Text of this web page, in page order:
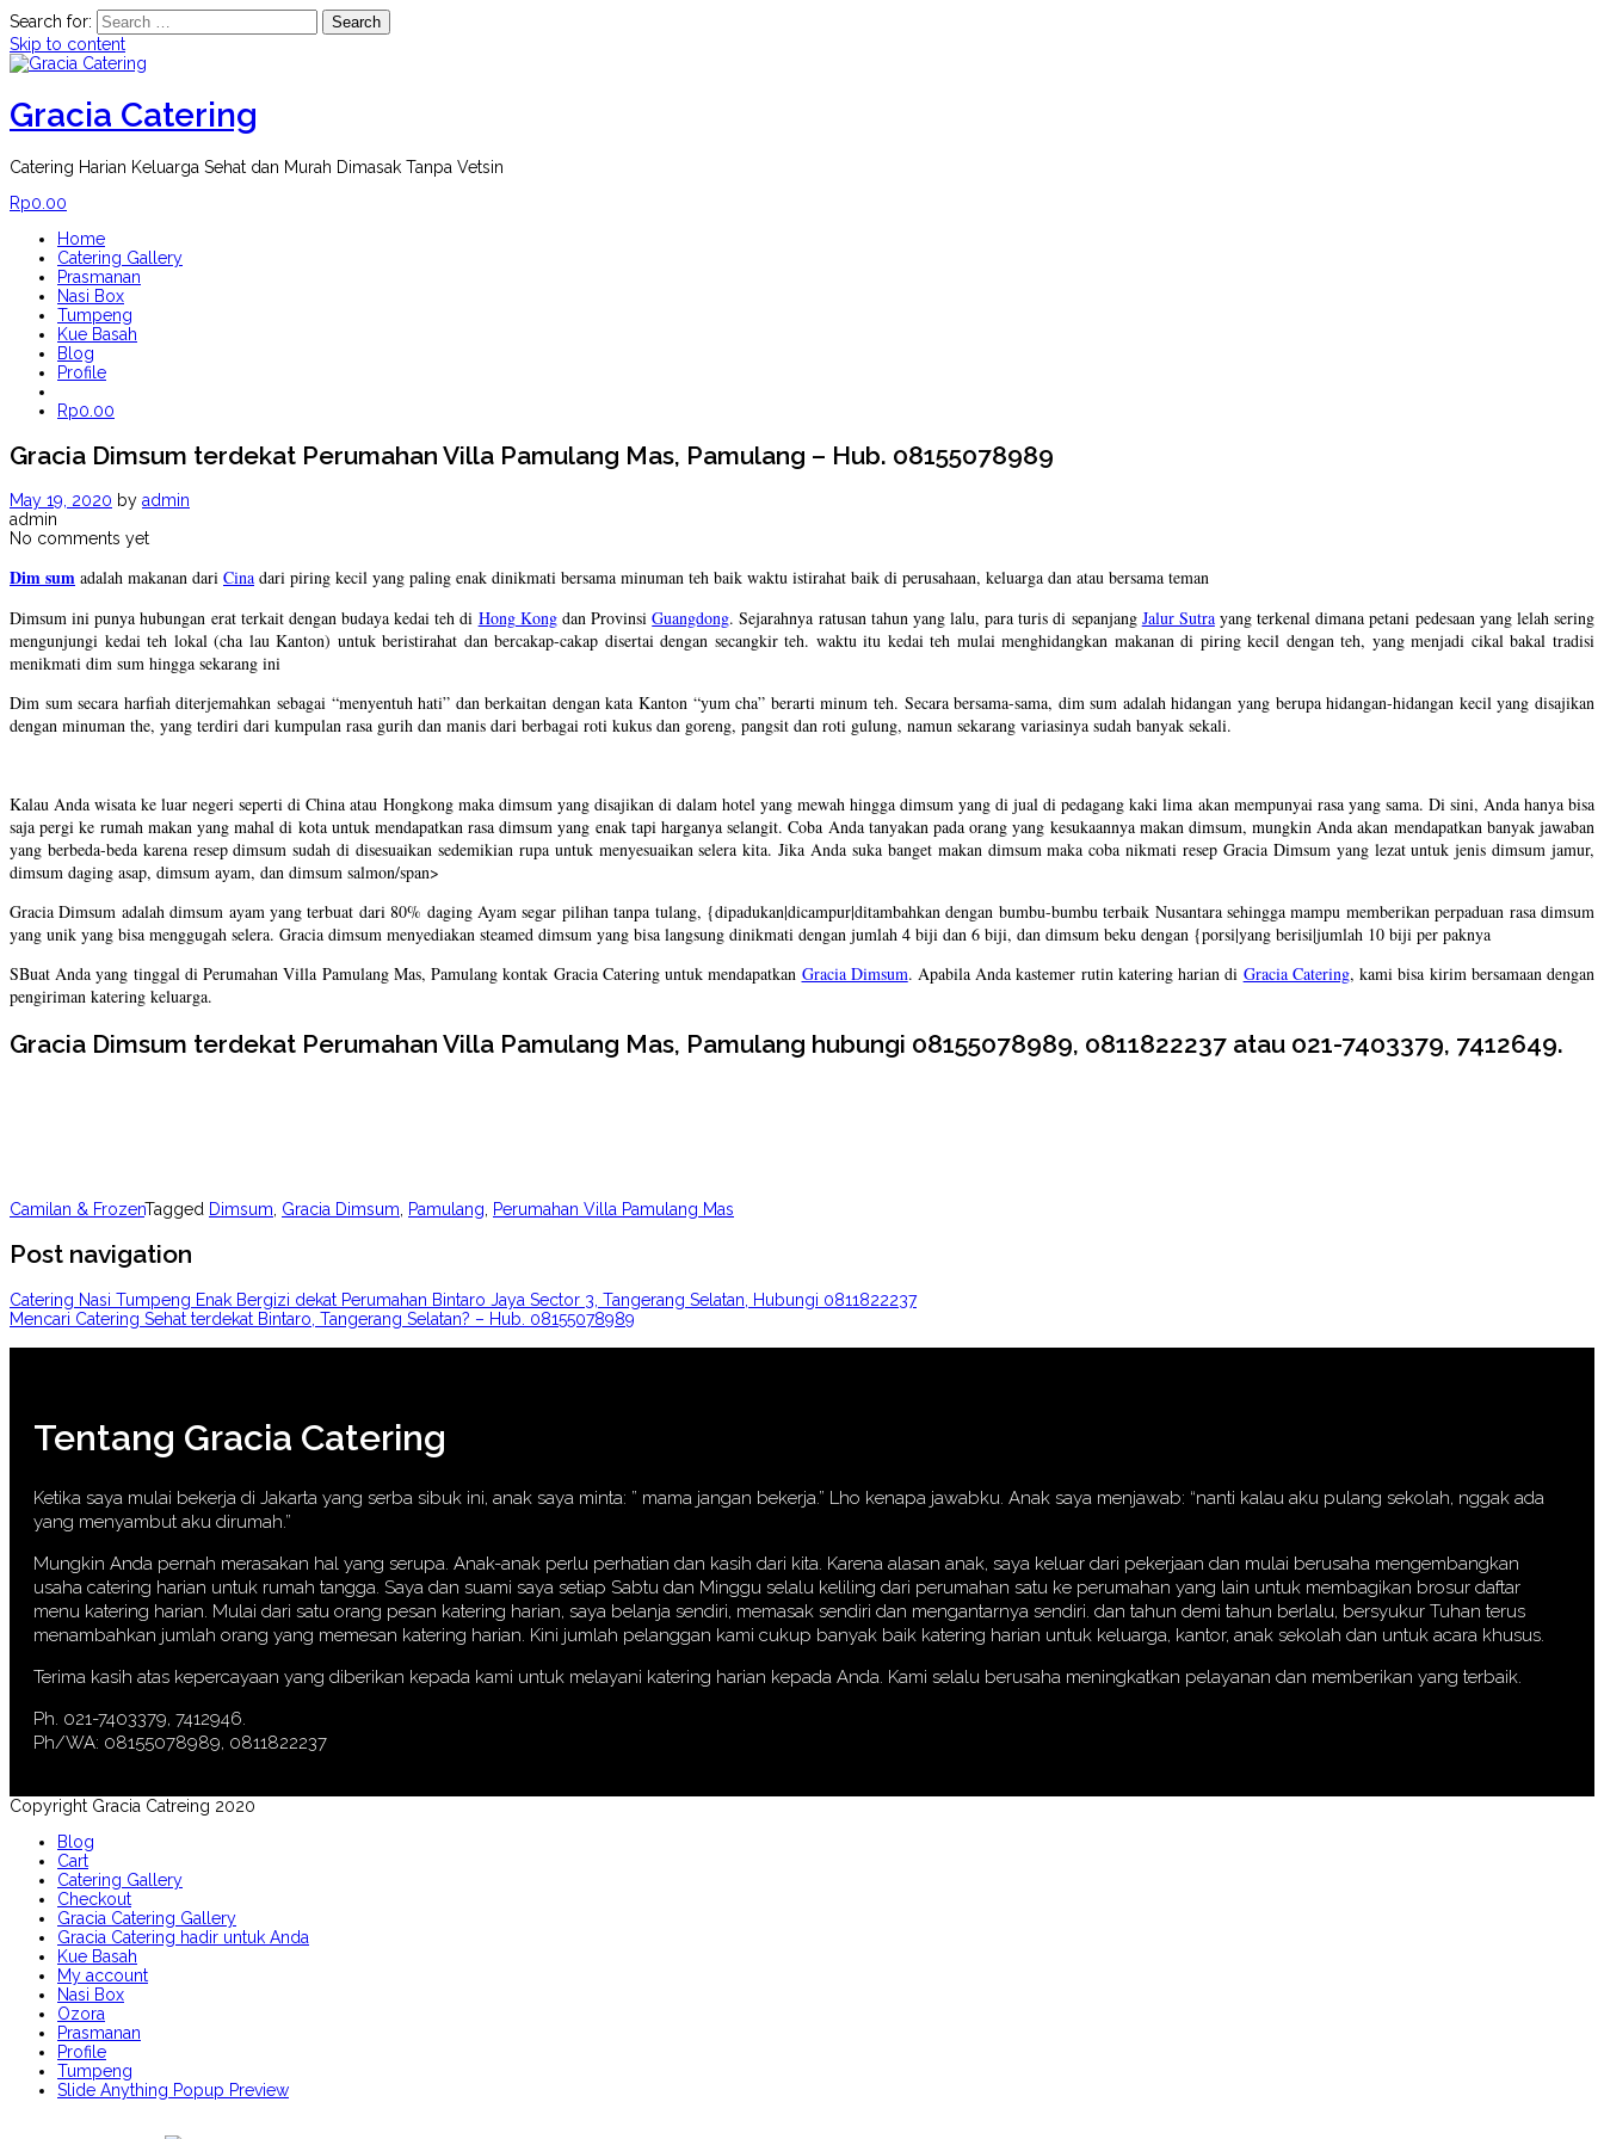
Search for:
Skip to content
Gracia Catering
Catering Harian Keluarga Sehat dan Murah Dimasak Tanpa Vetsin
Rp0.00
Home
Catering Gallery
Prasmanan
Nasi Box
Tumpeng
Kue Basah
Blog
Profile
Rp0.00
Gracia Dimsum terdekat Perumahan Villa Pamulang Mas, Pamulang – Hub. 08155078989
May 19, 2020 by admin
admin
No comments yet
Dim sum adalah makanan dari Cina dari piring kecil yang paling enak dinikmati bersama minuman teh baik waktu istirahat baik di perusahaan, keluarga dan atau bersama teman
Dimsum ini punya hubungan erat terkait dengan budaya kedai teh di Hong Kongdan ProvinsiGuangdong. Sejarahnya ratusan tahun yang lalu, para turis di sepanjang Jalur Sutrayang terkenal dimana petani pedesaan yang lelah sering
mengunjungi kedai teh lokal (cha lau Kanton) untuk beristirahat dan bercakap-cakap disertai dengan secangkir teh. waktu itu kedai teh mulai menghidangkan makanan di piring kecil dengan teh, yang menjadi cikal bakal tradisi
menikmati dim sum hingga sekarang ini
Dim sum secara harfiah diterjemahkan sebagai “menyentuh hati” dan berkaitan dengan kata Kanton “yum cha” berarti minum teh. Secara bersama-sama, dim sum adalah hidangan yang berupa hidangan-hidangan kecil yang disajikan
dengan minuman the, yang terdiri dari kumpulan rasa gurih dan manis dari berbagai roti kukus dan goreng, pangsit dan roti gulung, namun sekarang variasinya sudah banyak sekali.
Kalau Anda wisata ke luar negeri seperti di China atau Hongkong maka dimsum yang disajikan di dalam hotel yang mewah hingga dimsum yang di jual di pedagang kaki lima akan mempunyai rasa yang sama. Di sini, Anda hanya bisa
saja pergi ke rumah makan yang mahal di kota untuk mendapatkan rasa dimsum yang enak tapi harganya selangit. Coba Anda tanyakan pada orang yang kesukaannya makan dimsum, mungkin Anda akan mendapatkan banyak jawaban
yang berbeda-beda karena resep dimsum sudah di disesuaikan sedemikian rupa untuk menyesuaikan selera kita. Jika Anda suka banget makan dimsum maka coba nikmati resep Gracia Dimsum yang lezat untuk jenis dimsum jamur,
dimsum daging asap, dimsum ayam, dan dimsum salmon/span>
Gracia Dimsum adalah dimsum ayam yang terbuat dari 80% daging Ayam segar pilihan tanpa tulang, {dipadukan|dicampur|ditambahkan dengan bumbu-bumbu terbaik Nusantara sehingga mampu memberikan perpaduan rasa dimsum
yang unik yang bisa menggugah selera. Gracia dimsum menyediakan steamed dimsum yang bisa langsung dinikmati dengan jumlah 4 biji dan 6 biji, dan dimsum beku dengan {porsi|yang berisi|jumlah 10 biji per paknya
SBuat Anda yang tinggal di Perumahan Villa Pamulang Mas, Pamulang kontak Gracia Catering untuk mendapatkan Gracia Dimsum. Apabila Anda kastemer rutin katering harian di Gracia Catering, kami bisa kirim bersamaan dengan
pengiriman katering keluarga.
Gracia Dimsum terdekat Perumahan Villa Pamulang Mas, Pamulang hubungi 08155078989, 0811822237 atau 021-7403379, 7412649.
Camilan & FrozenTagged Dimsum Gracia Dimsum Pamulang Perumahan Villa Pamulang Mas
Post navigation
Catering Nasi Tumpeng Enak Bergizi dekat Perumahan Bintaro Jaya Sector 3, Tangerang Selatan, Hubungi 0811822237
Mencari Catering Sehat terdekat Bintaro, Tangerang Selatan? – Hub. 08155078989
Tentang Gracia Catering
Ketika saya mulai bekerja di Jakarta yang serba sibuk ini, anak saya minta: ” mama jangan bekerja.” Lho kenapa jawabku. Anak saya menjawab: “nanti kalau aku pulang sekolah, nggak ada
yang menyambut aku dirumah.”
Mungkin Anda pernah merasakan hal yang serupa. Anak-anak perlu perhatian dan kasih dari kita. Karena alasan anak, saya keluar dari pekerjaan dan mulai berusaha mengembangkan
usaha catering harian untuk rumah tangga. Saya dan suami saya setiap Sabtu dan Minggu selalu keliling dari perumahan satu ke perumahan yang lain untuk membagikan brosur daftar
menu katering harian. Mulai dari satu orang pesan katering harian, saya belanja sendiri, memasak sendiri dan mengantarnya sendiri. dan tahun demi tahun berlalu, bersyukur Tuhan terus
menambahkan jumlah orang yang memesan katering harian. Kini jumlah pelanggan kami cukup banyak baik katering harian untuk keluarga, kantor, anak sekolah dan untuk acara khusus.
Terima kasih atas kepercayaan yang diberikan kepada kami untuk melayani katering harian kepada Anda. Kami selalu berusaha meningkatkan pelayanan dan memberikan yang terbaik.
Ph. 021-7403379, 7412946.
Ph/WA: 08155078989, 0811822237
Copyright Gracia Catreing 2020
Blog
Cart
Catering Gallery
Checkout
Gracia Catering Gallery
Gracia Catering hadir untuk Anda
Kue Basah
My account
Nasi Box
Ozora
Prasmanan
Profile
Tumpeng
Slide Anything Popup Preview